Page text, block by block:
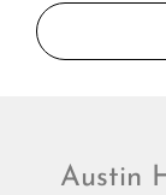
Austin